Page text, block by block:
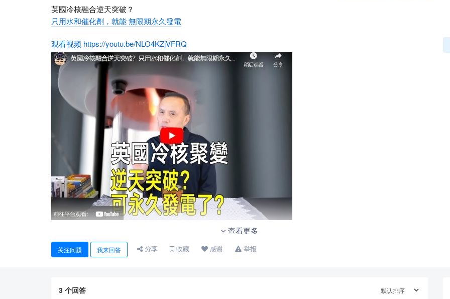
英國冷核融合逆天突破？
只用水和催化劑，就能 無限期永久發電
观看视频 https://youtu.be/NLO4KZjVFRQ
查看更多
关注问题 我来回答 分享 收藏 感谢 举报
3 个回答